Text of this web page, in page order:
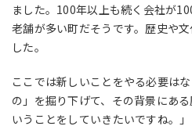
ました。100年以上も続く会社が
老舗が多い町だそうです。歴史や
した。
ここでは新しいことをやる必要は
の」を掘り下げて、その背景にあ
いうことをしていきたいですね。」